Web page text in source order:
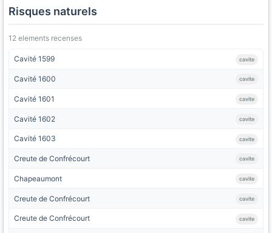
Risques naturels
12 elements recenses
Cavité 1599 cavite
Cavité 1600 cavite
Cavité 1601 cavite
Cavité 1602 cavite
Cavité 1603 cavite
Creute de Confrécourt cavite
Chapeaumont cavite
Creute de Confrécourt cavite
Creute de Confrécourt cavite